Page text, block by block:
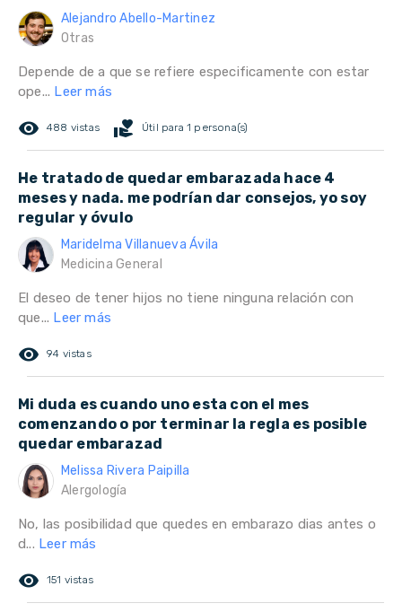
Alejandro Abello-Martinez
Otras
Depende de a que se refiere especificamente con estar
ope... Leer más
remove_red_eye 488 vistas volunteer_activism Útil para 1 persona(s)
He tratado de quedar embarazada hace 4
meses y nada. me podrían dar consejos, yo soy
regular y óvulo
Maridelma Villanueva Ávila
Medicina General
El deseo de tener hijos no tiene ninguna relación con
que... Leer más
remove_red_eye 94 vistas
Mi duda es cuando uno esta con el mes
comenzando o por terminar la regla es posible
quedar embarazad
Melissa Rivera Paipilla
Alergología
No, las posibilidad que quedes en embarazo dias antes o
d... Leer más
remove_red_eye 151 vistas